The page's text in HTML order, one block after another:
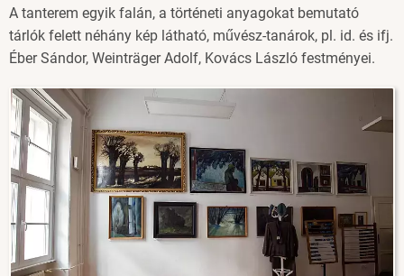
A tanterem egyik falán, a történeti anyagokat bemutató
tárlók felett néhány kép látható, művész-tanárok, pl. id. és ifj.
Éber Sándor, Weinträger Adolf, Kovács László festményei.
Image